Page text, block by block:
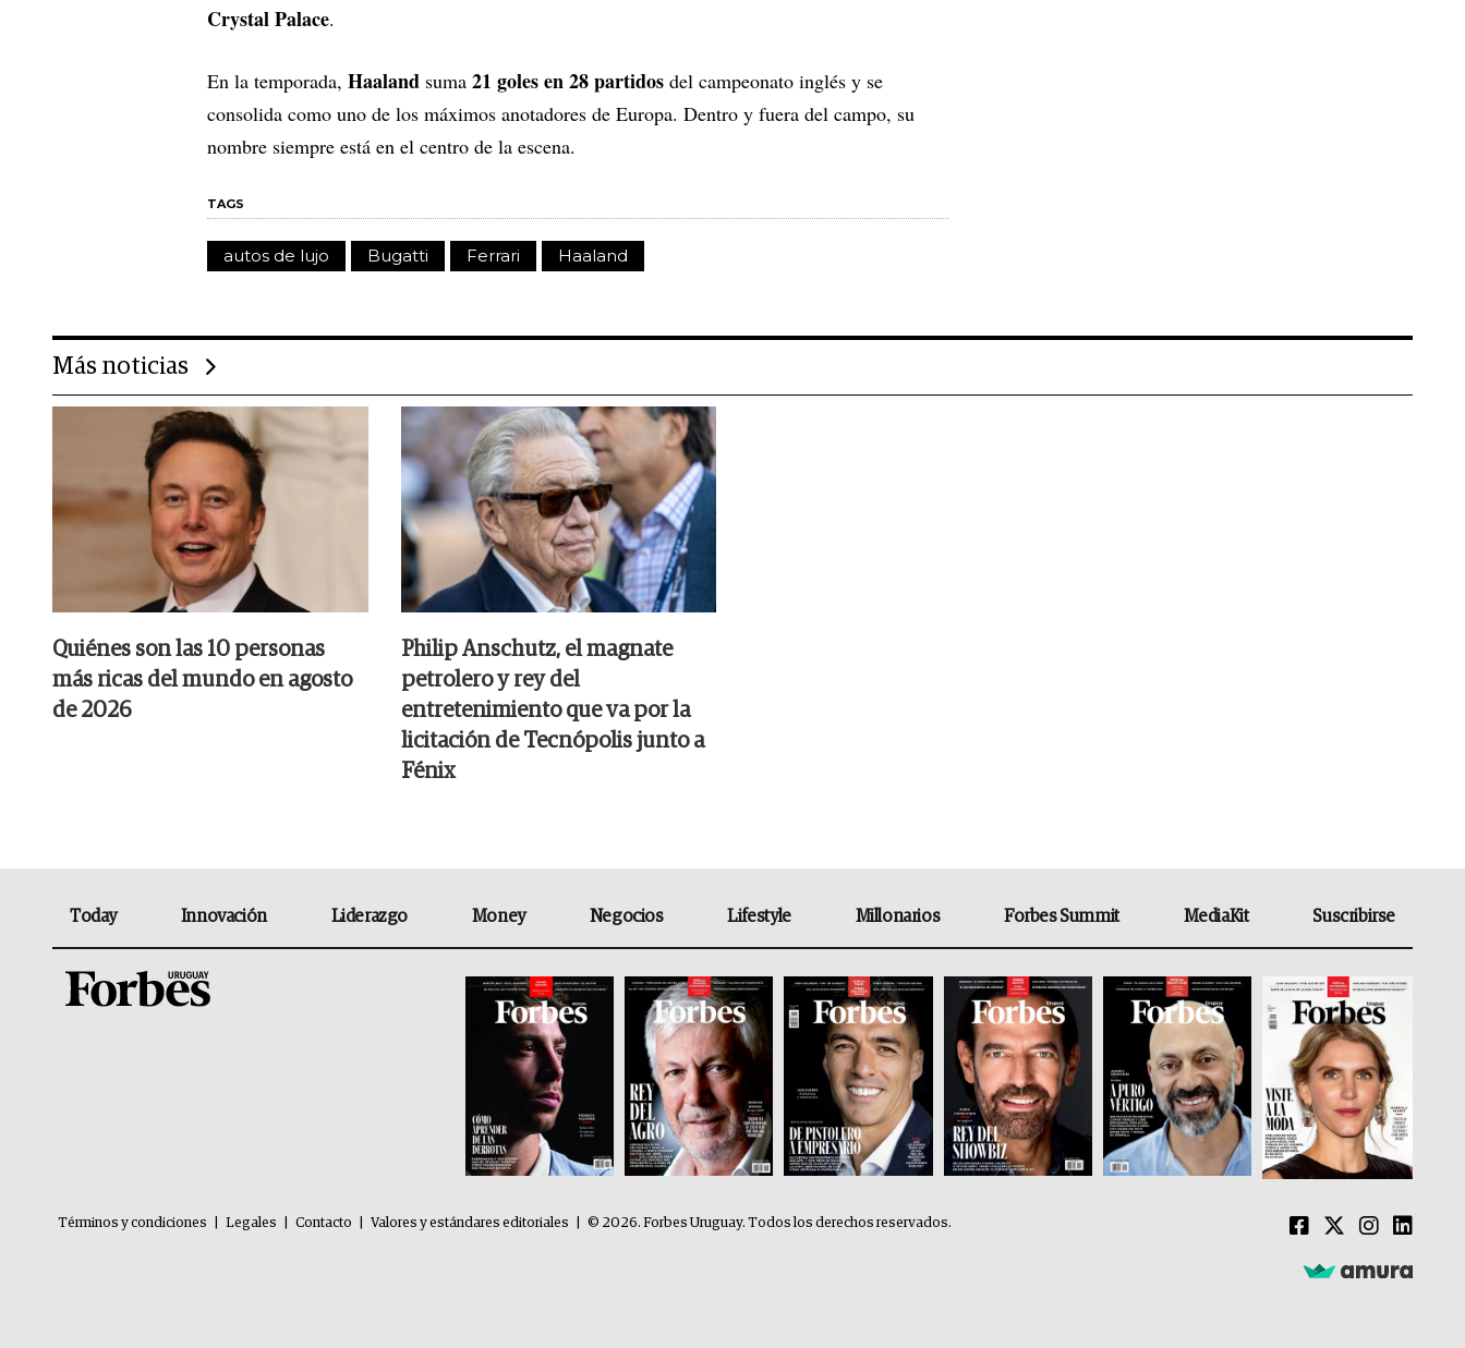
Crystal Palace.
En la temporada, Haaland suma 21 goles en 28 partidos del campeonato inglés y se
consolida como uno de los máximos anotadores de Europa. Dentro y fuera del campo, su
nombre siempre está en el centro de la escena.
TAGS
autos de lujo Bugatti Ferrari Haaland
Más noticias
Quiénes son las 10 personas
más ricas del mundo en agosto
de 2026
Philip Anschutz, el magnate
petrolero y rey del
entretenimiento que va por la
licitación de Tecnópolis junto a
Fénix
Today Innovación Liderazgo Money Negocios Lifestyle Millonarios Forbes Summit MediaKit Suscribirse
Términos y condiciones Legales Contacto Valores y estándares editoriales © 2026. Forbes Uruguay. Todos los derechos reservados.